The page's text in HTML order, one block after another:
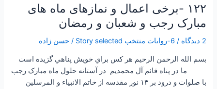
۱۲۲ -برخی اعمال و نمازهای ماه های
مبارک رجب و شعبان و رمضان
2 دیدگاه / 6-روایات منتخب Story selected /حسن زاده
بسم الله الرحمن الرحيم هر كس براي خويش پناهي گزيده است
ما در پناه قائم آل محمديم در آستانه حلول ماه مبارک رجب
با صلوات و درود بر ۱۴ نور مقدسه از خاتم الانبياء و المرسلين
مبارک
رجب
و
شعبان
رمضان